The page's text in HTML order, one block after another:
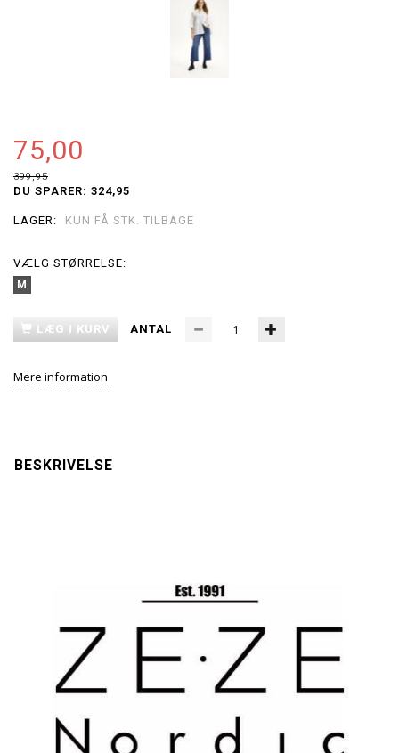
75,00
399,95
DU SPARER: 324,95
LAGER: KUN FÅ STK. TILBAGE
VÆLG STØRRELSE:
M
LÆG I KURV ANTAL
Mere information
BESKRIVELSE